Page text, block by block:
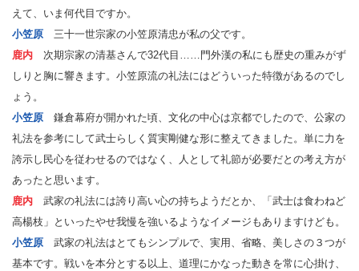
えて、いま何代目ですか。
小笠原 三十一世宗家の小笠原清忠が私の父です。
鹿内 次期宗家の清基さんで32代目……門外漢の私にも歴史の重みがず
しりと胸に響きます。小笠原流の礼法にはどういった特徴があるのでし
ょう。
小笠原 鎌倉幕府が開かれた頃、文化の中心は京都でしたので、公家の
礼法を参考にして武士らしく質実剛健な形に整えてきました。単に力を
誇示し民心を従わせるのではなく、人として礼節が必要だとの考え方が
あったと思います。
鹿内 武家の礼法には誇り高い心の持ちようだとか、「武士は食わねど
高楊枝」といったやせ我慢を強いるようなイメージもありますけども。
小笠原 武家の礼法はとてもシンプルで、実用、省略、美しさの３つが
基本です。戦いを本分とする以上、道理にかなった動きを常に心掛け、